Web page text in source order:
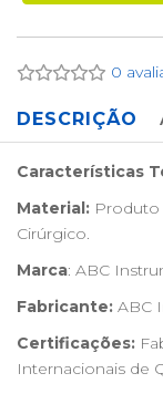
0
DESCRIÇÃO
Características
Material: Produto
Cirúrgico.
Marca: ABC
Fabricante: ABC
Certificações:
Internacionais de